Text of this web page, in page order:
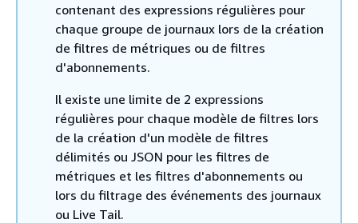
contenant des expressions régulières pour
chaque groupe de journaux lors de la création
de filtres de métriques ou de filtres
d'abonnements.
Il existe une limite de 2 expressions
régulières pour chaque modèle de filtres lors
de la création d'un modèle de filtres
délimités ou JSON pour les filtres de
métriques et les filtres d'abonnements ou
lors du filtrage des événements des journaux
ou Live Tail.